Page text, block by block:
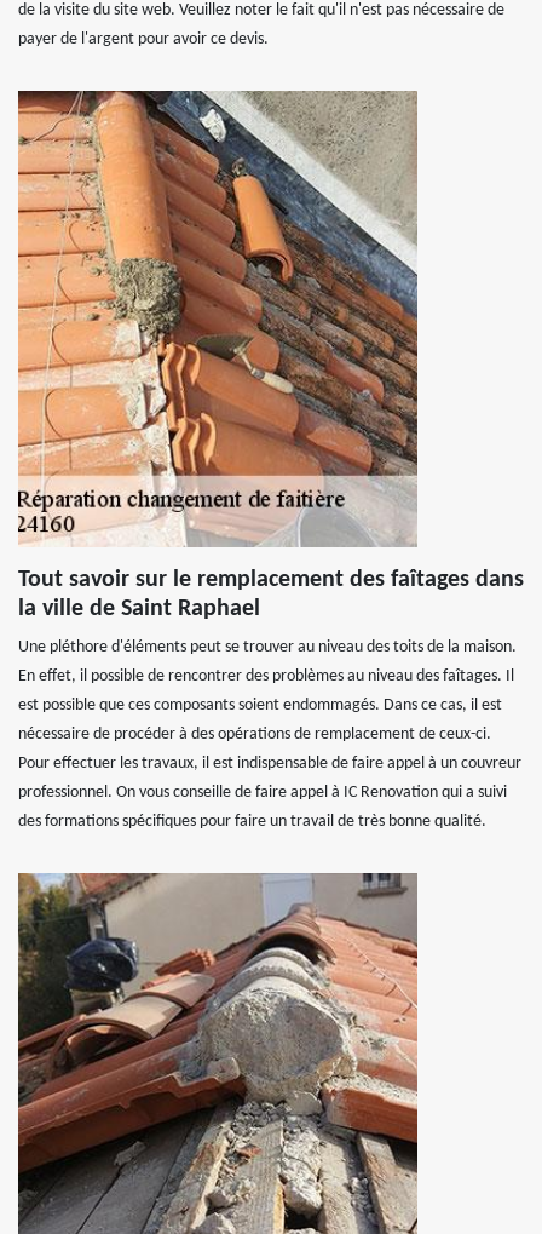
de la visite du site web. Veuillez noter le fait qu'il n'est pas nécessaire de
payer de l'argent pour avoir ce devis.
Tout savoir sur le remplacement des faîtages dans
la ville de Saint Raphael
Une pléthore d'éléments peut se trouver au niveau des toits de la maison.
En effet, il possible de rencontrer des problèmes au niveau des faîtages. Il
est possible que ces composants soient endommagés. Dans ce cas, il est
nécessaire de procéder à des opérations de remplacement de ceux-ci.
Pour effectuer les travaux, il est indispensable de faire appel à un couvreur
professionnel. On vous conseille de faire appel à IC Renovation qui a suivi
des formations spécifiques pour faire un travail de très bonne qualité.